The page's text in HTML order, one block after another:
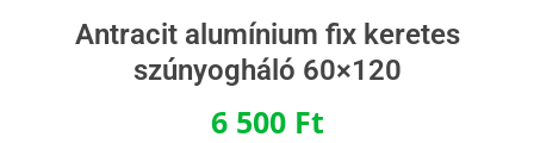
Antracit alumínium fix keretes
szúnyogháló 60×120
6 500 Ft